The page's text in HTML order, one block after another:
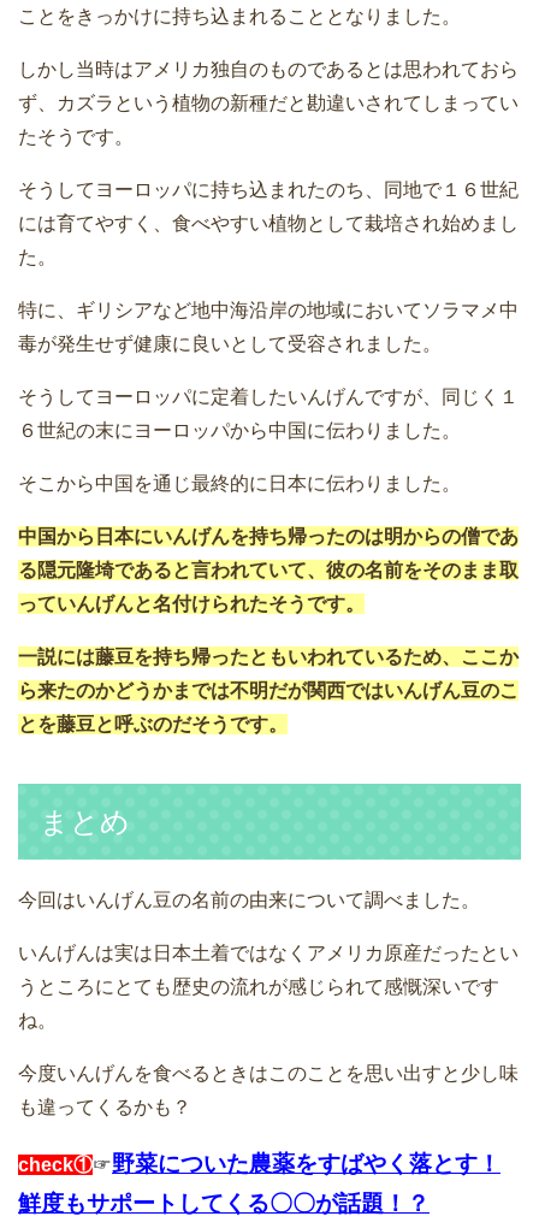
ことをきっかけに持ち込まれることとなりました。
しかし当時はアメリカ独自のものであるとは思われておら
ず、カズラという植物の新種だと勘違いされてしまってい
たそうです。
そうしてヨーロッパに持ち込まれたのち、同地で１６世紀
には育てやすく、食べやすい植物として栽培され始めまし
た。
特に、ギリシアなど地中海沿岸の地域においてソラマメ中
毒が発生せず健康に良いとして受容されました。
そうしてヨーロッパに定着したいんげんですが、同じく１
６世紀の末にヨーロッパから中国に伝わりました。
そこから中国を通じ最終的に日本に伝わりました。
中国から日本にいんげんを持ち帰ったのは明からの僧であ
る隠元隆埼であると言われていて、彼の名前をそのまま取
っていんげんと名付けられたそうです。
一説には藤豆を持ち帰ったともいわれているため、ここか
ら来たのかどうかまでは不明だが関西ではいんげん豆のこ
とを藤豆と呼ぶのだそうです。
まとめ
今回はいんげん豆の名前の由来について調べました。
いんげんは実は日本土着ではなくアメリカ原産だったとい
うところにとても歴史の流れが感じられて感慨深いです
ね。
今度いんげんを食べるときはこのことを思い出すと少し味
も違ってくるかも？
check①☞野菜についた農薬をすばやく落とす！
鮮度もサポートしてくる〇〇が話題！？